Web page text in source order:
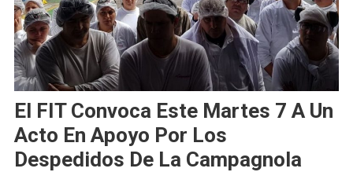
El FIT Convoca Este Martes 7 A Un
Acto En Apoyo Por Los
Despedidos De La Campagnola